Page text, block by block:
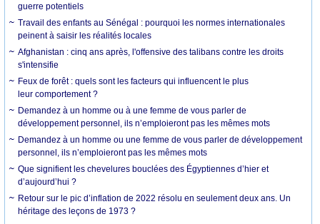
guerre potentiels
Travail des enfants au Sénégal : pourquoi les normes internationales
peinent à saisir les réalités locales
Afghanistan : cinq ans après, l'offensive des talibans contre les droits
s'intensifie
Feux de forêt : quels sont les facteurs qui influencent le plus
leur comportement ?
Demandez à un homme ou à une femme de vous parler de
développement personnel, ils n’emploieront pas les mêmes mots
Demandez à un homme ou une femme de vous parler de développement
personnel, ils n’emploieront pas les mêmes mots
Que signifient les chevelures bouclées des Égyptiennes d’hier et
d’aujourd’hui ?
Retour sur le pic d’inflation de 2022 résolu en seulement deux ans. Un
héritage des leçons de 1973 ?